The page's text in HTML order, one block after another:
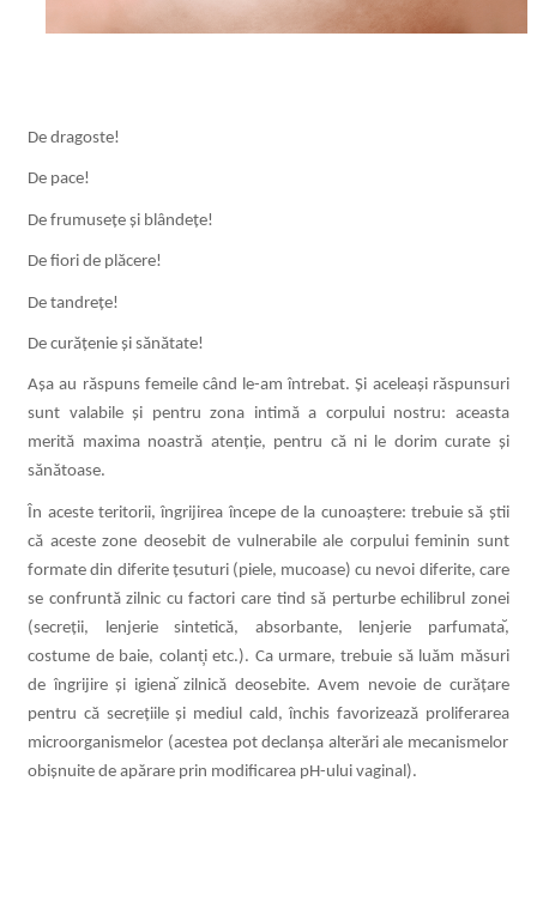
De dragoste!
De pace!
De frumusețe și blândețe!
De fiori de plăcere!
De tandrețe!
De curățenie și sănătate!
Așa au răspuns femeile când le-am întrebat. Și aceleași răspunsuri
sunt valabile și pentru zona intimă a corpului nostru: aceasta
merită maxima noastră atenție, pentru că ni le dorim curate și
sănătoase.
În aceste teritorii, îngrijirea începe de la cunoaștere: trebuie să știi
că aceste zone deosebit de vulnerabile ale corpului feminin sunt
formate din diferite țesuturi (piele, mucoase) cu nevoi diferite, care
se confruntă zilnic cu factori care tind să perturbe echilibrul zonei
(secreții, lenjerie sintetică, absorbante, lenjerie parfumata,
costume de baie, colanți etc.). Ca urmare, trebuie să luăm măsuri
de îngrijire și igienă zilnică deosebite. Avem nevoie de curățare
pentru că secrețiile și mediul cald, închis favorizează proliferarea
microorganismelor (acestea pot declanșa alterări ale mecanismelor
obișnuite de apărare prin modificarea pH-ului vaginal).